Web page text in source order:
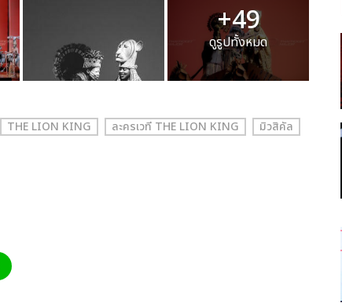
+49
ดูรูปทั้งหมด
THE LION KING ละครเวที THE LION KING มิวสิคัล